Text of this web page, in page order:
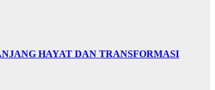
HAYAT DAN TRANSFORMASI